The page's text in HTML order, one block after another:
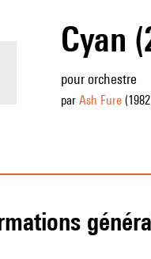
Cyan
pour orchestre
par Ash Fure(1982